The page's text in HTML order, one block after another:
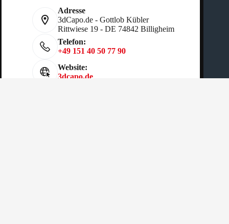
Adresse
3dCapo.de - Gottlob Kübler
Rittwiese 19 - DE 74842 Billigheim
Telefon:
+49 151 40 50 77 90
Website:
3dcapo.de